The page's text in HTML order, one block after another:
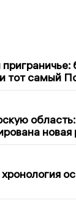
тот самый
область:
новая